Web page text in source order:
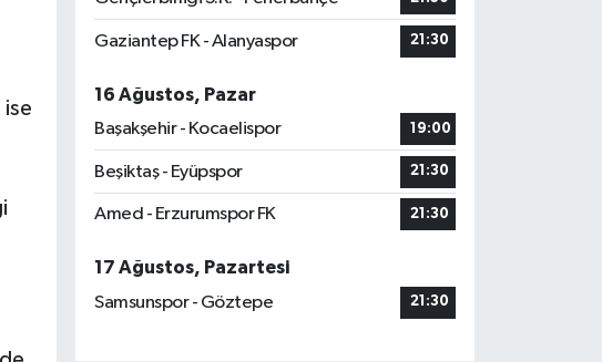
ise
Gaziantep FK - Alanyaspor 21:30
16 Ağustos, Pazar
Başakşehir - Kocaelispor
19:00
Beşiktaş - Eyüpspor 21:30
Amed - Erzurumspor FK 21:30
17 Ağustos, Pazartesi
Samsunspor - Göztepe
21:30